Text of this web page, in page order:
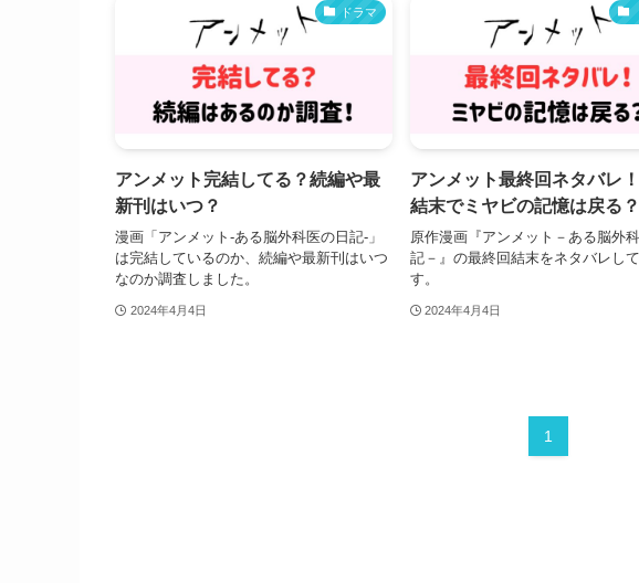
ドラマ
アンメット完結してる？続編や最
新刊はいつ？
漫画「アンメット-ある脳外科医の日記-」
は完結しているのか、続編や最新刊はいつ
なのか調査しました。
2024年4月4日
アンメット最終回ネタバレ
結末でミヤビの記憶は戻る？
原作漫画『アンメット－ある脳外
記－』の最終回結末をネタバレし
す。
2024年4月4日
1